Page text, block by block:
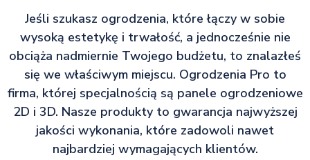
Jeśli szukasz ogrodzenia, które łączy w sobie
wysoką estetykę i trwałość, a jednocześnie nie
obciąża nadmiernie Twojego budżetu, to znalazłeś
się we właściwym miejscu. Ogrodzenia Pro to
firma, której specjalnością są panele ogrodzeniowe
2D i 3D. Nasze produkty to gwarancja najwyższej
jakości wykonania, które zadowoli nawet
najbardziej wymagających klientów.